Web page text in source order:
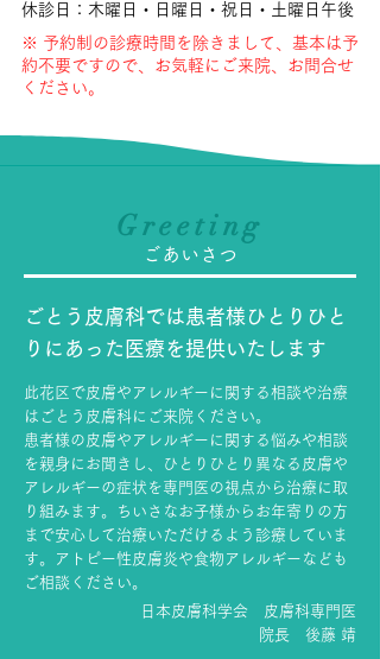
休診日：木曜日・日曜日・祝日・土曜日午後
※ 予約制の診療時間を除きまして、基本は予
約不要ですので、お気軽にご来院、お問合せ
ください。
ごあいさつ
Greeting
ごとう皮膚科では患者様ひとりひと
りにあった医療を提供いたします
此花区で皮膚やアレルギーに関する相談や治療
はごとう皮膚科にご来院ください。
患者様の皮膚やアレルギーに関する悩みや相談
を親身にお聞きし、ひとりひとり異なる皮膚や
アレルギーの症状を専門医の視点から治療に取
り組みます。ちいさなお子様からお年寄りの方
まで安心して治療いただけるよう診療していま
す。アトピー性皮膚炎や食物アレルギーなども
ご相談ください。
日本皮膚科学会 皮膚科専門医
院長 後藤 靖